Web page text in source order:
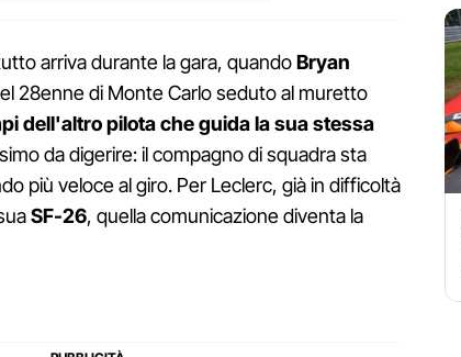
arriva durante la gara, quandoBryan
28enne di Monte Carlo seduto al muretto
dell'altro pilota che guida la sua stessa
da digerire: il compagno di squadra sta
più veloce al giro. Per Leclerc, già in difficoltà
SF-26, quella comunicazione diventa la